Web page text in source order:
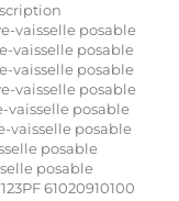
vaisselle posable
vaisselle posable
vaisselle posable
vaisselle posable
vaisselle posable
vaisselle posable
posable
posable
61020910100